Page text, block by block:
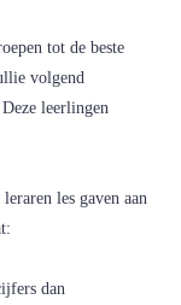
tot de beste
volgend
leerlingen
les gaven aan
dan